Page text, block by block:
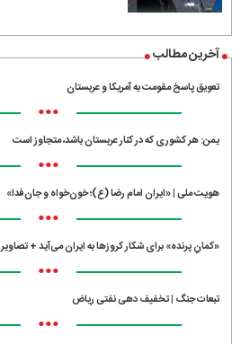
آخرین مطالب
تعویق پاسخ مقومت به آمریکا و عربستان
•••
یمن: هر کشوری که در کنار عربستان باشد، متجاوز است
•••
هویت ملی | «ایران امام رضا (ع)؛ خون‌خواه و جان‌فدا»
•••
«کمانِ پرنده» برای شکار کروزها به ایران می‌آید + تصاویر
•••
تبعات جنگ | تخفیف دهی نفتی ریاض
•••